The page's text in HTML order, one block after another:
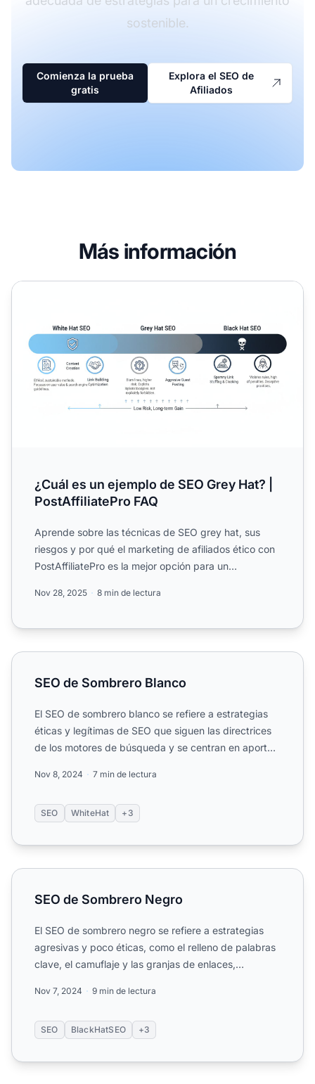
sostenible.
Comienza la prueba
gratis
Explora el SEO de
Afiliados
Más información
¿Cuál es un ejemplo de SEO Grey Hat? | PostAffiliatePro
¿Cuál es un ejemplo de SEO Grey Hat? |
PostAffiliatePro FAQ
Aprende sobre las técnicas de SEO grey hat, sus
riesgos y por qué el marketing de afiliados ético con
PostAffiliatePro es la mejor opción para un
Nov 28, 2025 8 min de lectura
SEO de Sombrero Blanco
SEO de Sombrero Blanco
El SEO de sombrero blanco se refiere a estrategias
éticas y legítimas de SEO que siguen las directrices
de los motores de búsqueda y se centran en aportar
Nov 8, 2024 7 min de lectura
SEO WhiteHat +3
SEO de Sombrero Negro
SEO de Sombrero Negro
El SEO de sombrero negro se refiere a estrategias
agresivas y poco éticas, como el relleno de palabras
clave, el camuflaje y las granjas de enlaces,
Nov 7, 2024 9 min de lectura
SEO BlackHatSEO +3